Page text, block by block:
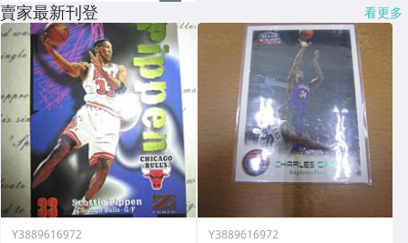
賣家最新刊登 看更多
Y3889616972 Y3889616972